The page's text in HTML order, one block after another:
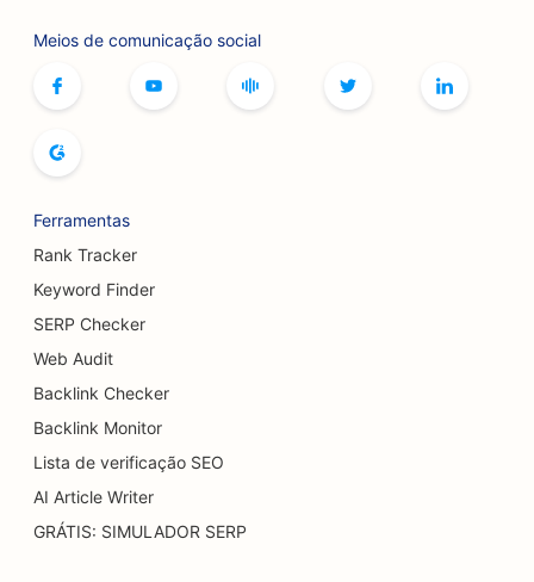
SEO para serviços de botox e preenchimento
SEO para butiques
SEO para serviços de aumento de seios
SEO para restaurantes de buffet
SEO para lojas de bolos
SEO para concessionárias de veículos
SEO para cirurgiões de queimaduras
Meios de comunicação social
Ferramentas
Rank Tracker
Keyword Finder
SERP Checker
Web Audit
Backlink Checker
Backlink Monitor
Lista de verificação SEO
AI Article Writer
GRÁTIS: SIMULADOR SERP